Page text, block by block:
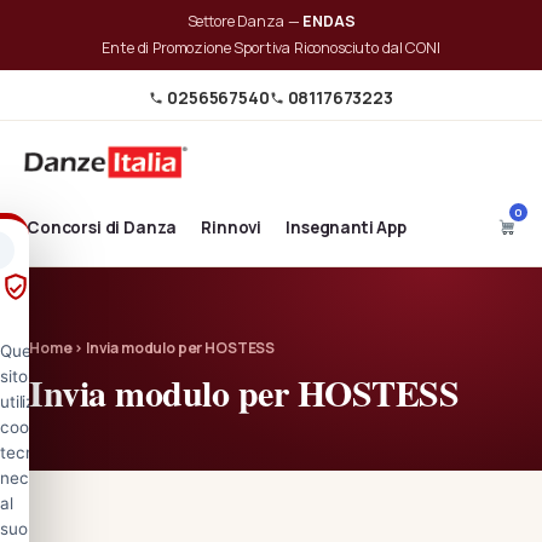
Settore Danza — ENDAS
Ente di Promozione Sportiva Riconosciuto dal CONI
0256567540 08117673223
Concorsi di Danza Rinnovi Insegnanti App
0
Home › Invia modulo per HOSTESS
Invia modulo per HOSTESS
Questo
sito
utilizza
cookie
tecnici,
necessari
al
suo